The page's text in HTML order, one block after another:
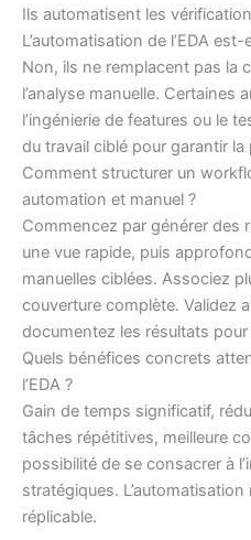
Ils automatisent les
L’automatisation de l’EDA
Non, ils ne remplacent pas la
l’analyse manuelle. Certaines
l’ingénierie de features ou le
du travail ciblé pour garantir
Comment structurer un
automation et manuel ?
Commencez par générer des
une vue rapide, puis
manuelles ciblées. Associez
couverture complète. Validez
documentez les résultats
Quels bénéfices concrets
l’EDA ?
Gain de temps significatif,
tâches répétitives, meilleure
possibilité de se consacrer à
stratégiques.
réplicable.